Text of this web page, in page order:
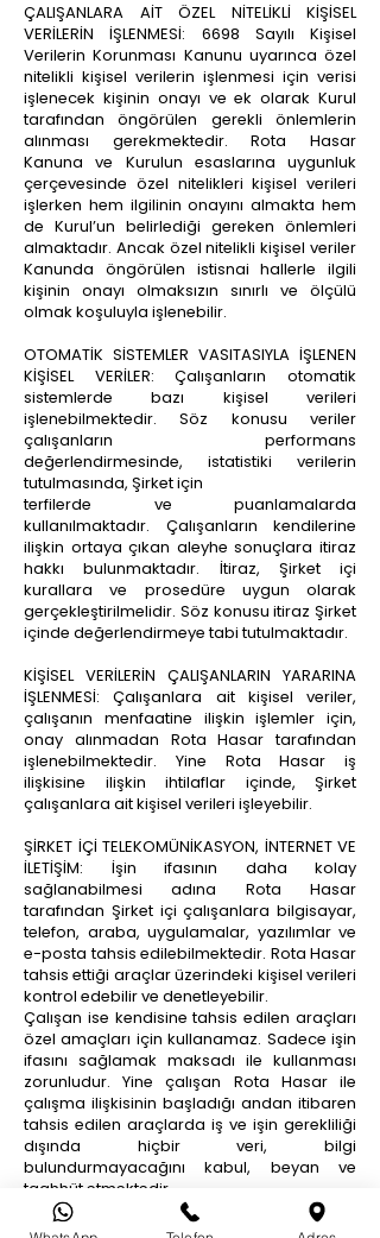
ÇALIŞANLARA AİT ÖZEL NİTELİKLİ KİŞİSEL
VERİLERİN İŞLENMESİ: 6698 Sayılı Kişisel
Verilerin Korunması Kanunu uyarınca özel
nitelikli kişisel verilerin işlenmesi için verisi
işlenecek kişinin onayı ve ek olarak Kurul
tarafından öngörülen gerekli önlemlerin
alınması gerekmektedir. Rota Hasar
Kanuna ve Kurulun esaslarına uygunluk
çerçevesinde özel nitelikleri kişisel verileri
işlerken hem ilgilinin onayını almakta hem
de Kurul’un belirlediği gereken önlemleri
almaktadır. Ancak özel nitelikli kişisel veriler
Kanunda öngörülen istisnai hallerle ilgili
kişinin onayı olmaksızın sınırlı ve ölçülü
olmak koşuluyla işlenebilir.
OTOMATİK SİSTEMLER VASITASIYLA İŞLENEN
KİŞİSEL VERİLER: Çalışanların otomatik
sistemlerde bazı kişisel verileri
işlenebilmektedir. Söz konusu veriler
çalışanların performans
değerlendirmesinde, istatistiki verilerin
tutulmasında, Şirket için
terfilerde ve puanlamalarda
kullanılmaktadır. Çalışanların kendilerine
ilişkin ortaya çıkan aleyhe sonuçlara itiraz
hakkı bulunmaktadır. İtiraz, Şirket içi
kurallara ve prosedüre uygun olarak
gerçekleştirilmelidir. Söz konusu itiraz Şirket
içinde değerlendirmeye tabi tutulmaktadır.
KİŞİSEL VERİLERİN ÇALIŞANLARIN YARARINA
İŞLENMESİ: Çalışanlara ait kişisel veriler,
çalışanın menfaatine ilişkin işlemler için,
onay alınmadan Rota Hasar tarafından
işlenebilmektedir. Yine Rota Hasar iş
ilişkisine ilişkin ihtilaflar içinde, Şirket
çalışanlara ait kişisel verileri işleyebilir.
ŞİRKET İÇİ TELEKOMÜNİKASYON, İNTERNET VE
İLETİŞİM: İşin ifasının daha kolay
sağlanabilmesi adına Rota Hasar
tarafından Şirket içi çalışanlara bilgisayar,
telefon, araba, uygulamalar, yazılımlar ve
e-posta tahsis edilebilmektedir. Rota Hasar
tahsis ettiği araçlar üzerindeki kişisel verileri
kontrol edebilir ve denetleyebilir.
Çalışan ise kendisine tahsis edilen araçları
özel amaçları için kullanamaz. Sadece işin
ifasını sağlamak maksadı ile kullanması
zorunludur. Yine çalışan Rota Hasar ile
çalışma ilişkisinin başladığı andan itibaren
tahsis edilen araçlarda iş ve işin gerekliliği
dışında hiçbir veri, bilgi
bulundurmayacağını kabul, beyan ve
taahhüt etmektedir.
18.YURT İÇİ VE YURT DIŞINA KİŞİSEL VERİLERİN